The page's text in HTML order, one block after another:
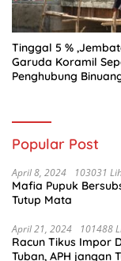
Tinggal 5 % ,Jembatan
Garuda Koramil
Penghubung
Popular Post
April 8, 2024 103031
Mafia Pupuk
Tutup Mata
April 21, 2024 101488
Racun Tikus Impor
Tuban, APH jangan